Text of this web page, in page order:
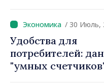
использованием
ускоренных
получения
/ 30 Июль,
Удобства для
потребителей:
"умных